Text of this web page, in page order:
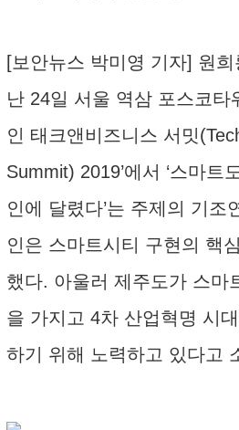
[보안뉴스 박미영 기자] 원희
난 24일 서울 역삼 포스코타
인 태크앤비즈니스 서밋
Summit) 2019’에서 ‘스마트
인에 달렸다’는 주제의 기조
인은 스마트시티 구현의 핵
했다. 아울러 제주도가 스마
을 가지고 4차 산업혁명 시
하기 위해 노력하고 있다고